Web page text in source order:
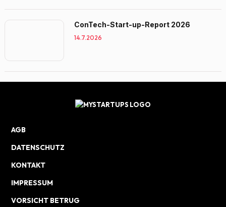
ConTech-Start-up-Report 2026
14.7.2026
AGB
DATENSCHUTZ
KONTAKT
IMPRESSUM
VORSICHT BETRUG